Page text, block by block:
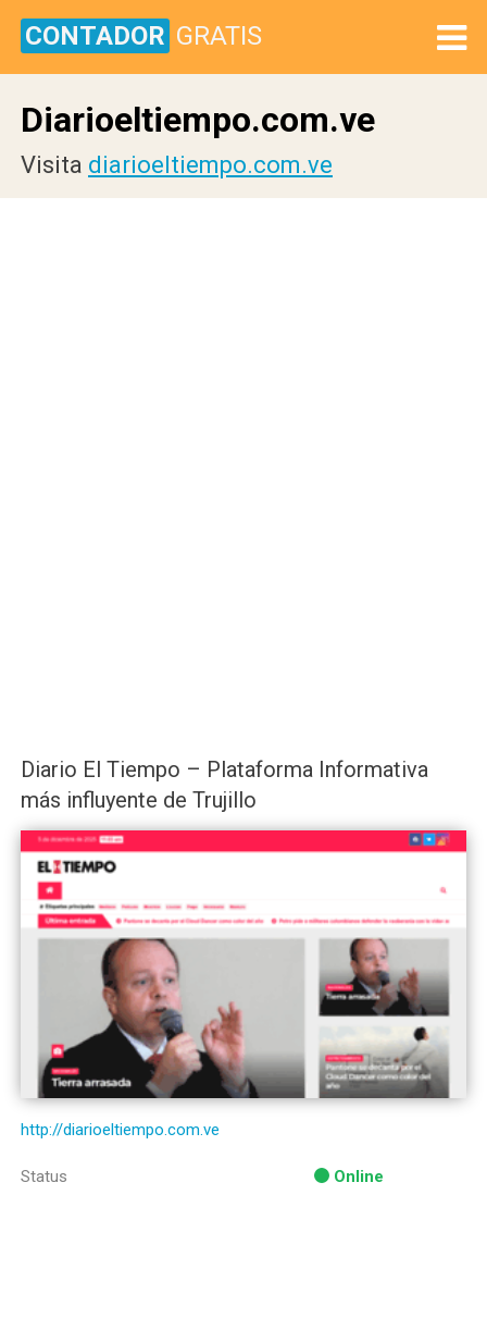
CONTADOR GRATIS
Diarioeltiempo.com.ve
Visita diarioeltiempo.com.ve
Diario El Tiempo – Plataforma Informativa
más influyente de Trujillo
http://diarioeltiempo.com.ve
Status Online